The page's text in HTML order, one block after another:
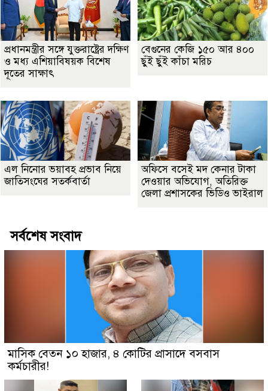
প্রধানমন্ত্রীর সঙ্গে যুক্তরাষ্ট্রের দক্ষিণ
ও মধ্য এশিয়াবিষয়ক বিশেষ
দূতের সাক্ষাৎ
বেগুনের কেজি ১৫০ আর ৪০০
ছুঁই ছুঁই কাঁচা মরিচ
এল নিনোর ভয়াবহ প্রভাব নিয়ে
জাতিসংঘের সতর্কবার্তা
অফিসে বসেই মদ কেনার টাকা
দেওয়ার অভিযোগ, অতিরিক্ত
জেলা প্রশাসকের ভিডিও ভাইরাল
সর্বশেষ সংবাদ
মাসিক বেতন ১০ হাজার, ৪ কোটির প্রাসাদে বসবাস
কর্মচারীর!